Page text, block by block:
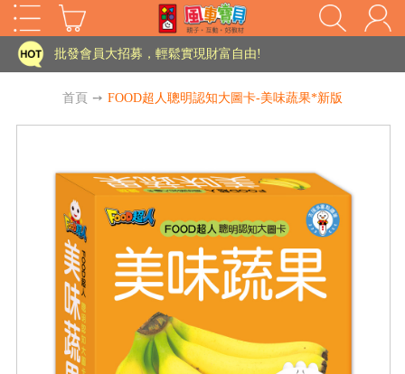
HOT
家長樂了!「風車書版集團暨FOOD超人企業總部」目前正興建中!
批發會員大招募，輕鬆實現財富自由!
老師您好!!幼教會員火熱招募中~
批發會員大招募，輕鬆實現財富自由!
老師您好!!幼教會員火熱招募中~
海外購物免煩惱！點我查看『海外購物流程說明』
首頁 ➙ FOOD超人聰明認知大圖卡-美味蔬果*新版